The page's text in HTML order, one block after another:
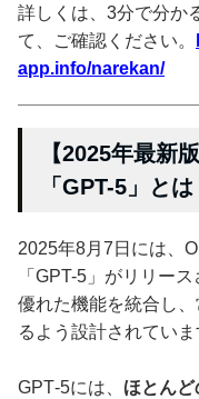
詳しくは、3分で分か
て、ご確認ください。
app.info/narekan/
【2025年最新
「GPT-5」とは
2025年8月7日には、
「GPT-5」がリリー
優れた機能を統合し
るよう設計されていま
GPT‑5には、 ほとん